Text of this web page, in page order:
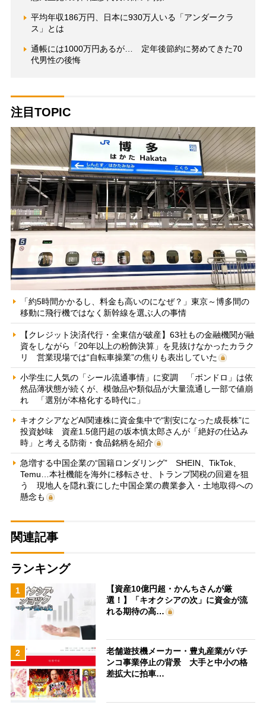
平均年収186万円、日本に930万人いる「アンダークラ
ス」とは
通帳には1000万円あるが… 定年後節約に努めてきた70
代男性の後悔
注目TOPIC
「約5時間かかるし、料金も高いのになぜ？」東京～博多間の
移動に飛行機ではなく新幹線を選ぶ人の事情
【クレジット決済代行・全東信が破産】63社もの金融機関が融
資をしながら「20年以上の粉飾決算」を見抜けなかったカラク
リ 営業現場では“自転車操業”の焦りも表出していた
小学生に人気の「シール流通事情」に変調 「ボンドロ」は依
然品薄状態が続くが、模倣品や類似品が大量流通し一部で値崩
れ 「選別が本格化する時代に」
キオクシアなどAI関連株に資金集中で“割安になった成長株”に
投資妙味 資産1.5億円超の坂本慎太郎さんが「絶好の仕込み
時」と考える防衛・食品銘柄を紹介
急増する中国企業の“国籍ロンダリング” SHEIN、TikTok、
Temu…本社機能を海外に移転させ、トランプ関税の回避を狙
う 現地人を隠れ蓑にした中国企業の農業参入・土地取得への
懸念も
関連記事
ランキング
1
【資産10億円超・かんちさんが厳
選！】「キオクシアの次」に資金が流
れる期待の高…
2
老舗遊技機メーカー・豊丸産業がパチ
ンコ事業停止の背景 大手と中小の格
差拡大に拍車…